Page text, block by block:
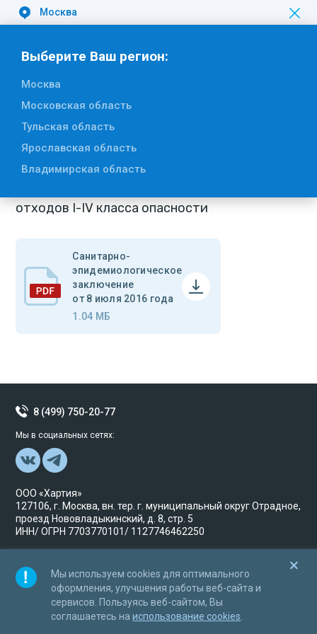
Москва
Выберите Ваш регион:
Москва
Московская область
Тульская область
Ярославская область
Владимирская область
Вернуться к списку
Санитарно-эпидемиологическое
заключение от 8 июля 2016 года
отходов I-IV класса опасности
Санитарно-
эпидемиологическое
заключение
от 8 июля 2016 года
1.04 МБ
8 (499) 750-20-77
Мы в социальных сетях:
ООО «Хартия»
127106, г. Москва, вн. тер. г. муниципальный округ Отрадное,
проезд Нововладыкинский, д. 8, стр. 5
ИНН/ ОГРН 7703770101/ 1127746462250
ООО«Хартия» и охраняются в соответствии с
законодательством Российской Федерации. 2017 год
Мы используем cookies для оптимального
оформления, улучшения работы веб-сайта и
сервисов. Пользуясь веб-сайтом, Вы
соглашаетесь наиспользование cookies